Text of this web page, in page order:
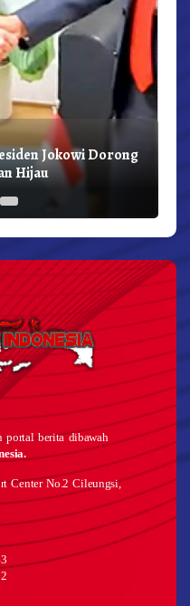
Jokowi Dorong
Hijau
portal berita dibawah
Center No.2 Cileungsi,